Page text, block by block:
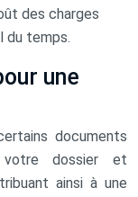
des charges
du temps.
une
documents
votre dossier et
ainsi à une